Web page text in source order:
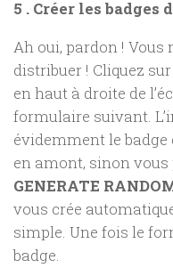
5 . Créer les badges
Ah oui, pardon ! Vous
distribuer ! Cliquez
en haut à droite de
formulaire suivant.
évidemment le badge
en amont, sinon
GENERATE
vous crée
simple. Une fois le
badge.